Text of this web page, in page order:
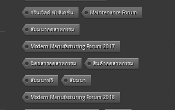
กรีนเวิลด์ พับลิเคชั่น Maintenance Forum
สัมมนาอุตสาหกรรม
Modern Manufacturing Forum 2017
นิตยสารอุตสาหกรรม สินค้าอุตสาหกรรม
สัมมนาฟรี สัมมนา
Modern Manufacturing Forum 2018